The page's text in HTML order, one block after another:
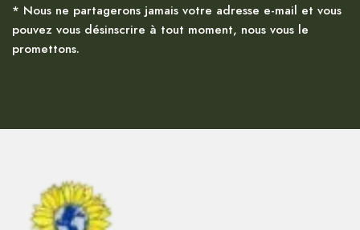
* Nous ne partagerons jamais votre adresse e-mail et vous
pouvez vous désinscrire à tout moment, nous vous le
promettons.